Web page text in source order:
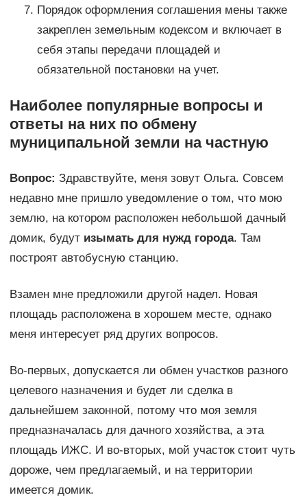
Порядок оформления соглашения мены также
закреплен земельным кодексом и включает в
себя этапы передачи площадей и
обязательной постановки на учет.
Наиболее популярные вопросы и
ответы на них по обмену
муниципальной земли на частную
Вопрос: Здравствуйте, меня зовут Ольга. Совсем
недавно мне пришло уведомление о том, что мою
землю, на котором расположен небольшой дачный
домик, будут изымать для нужд города. Там
построят автобусную станцию.
Взамен мне предложили другой надел. Новая
площадь расположена в хорошем месте, однако
меня интересует ряд других вопросов.
Во-первых, допускается ли обмен участков разного
целевого назначения и будет ли сделка в
дальнейшем законной, потому что моя земля
предназначалась для дачного хозяйства, а эта
площадь ИЖС. И во-вторых, мой участок стоит чуть
дороже, чем предлагаемый, и на территории
имеется домик.